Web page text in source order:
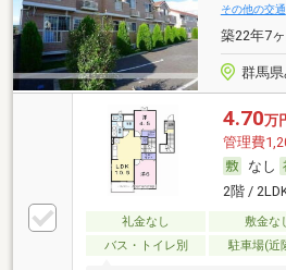
その他の交通
築22年7
群馬
4.70万
管理費
なし
2階 /
礼金なし 敷金な
バス・トイレ別
駐車場(近